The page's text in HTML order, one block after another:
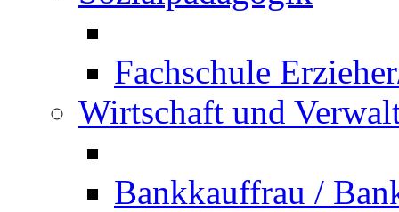
Fachschule
Wirtschaft und
Bankkauffrau /